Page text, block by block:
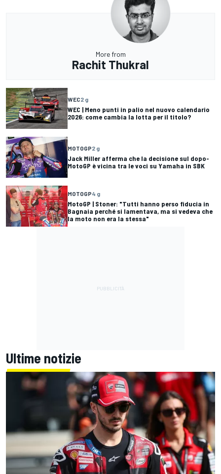
More from
Rachit Thukral
WEC2 g
WEC | Meno punti in palio nel nuovo calendario
2026: come cambia la lotta per il titolo?
MOTOGP2 g
Jack Miller afferma che la decisione sul dopo-
MotoGP è vicina tra le voci su Yamaha in SBK
MOTOGP4 g
MotoGP | Stoner: "Tutti hanno perso fiducia in
Bagnaia perché si lamentava, ma si vedeva che
la moto non era la stessa"
Ultime notizie